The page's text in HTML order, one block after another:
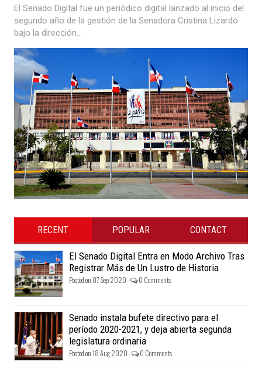
El Senado Digital fue un periódico digital lanzado al inicio del
segundo año de la gestión de la Senadora Cristina Lizardo
bajo la dirección...
RECENT POPULAR CONTACT
El Senado Digital Entra en Modo Archivo Tras
Registrar Más de Un Lustro de Historia
Posted on 07 Sep 2020 - 0 Comments
Senado instala bufete directivo para el
período 2020-2021, y deja abierta segunda
legislatura ordinaria
Posted on 18 Aug 2020 - 0 Comments